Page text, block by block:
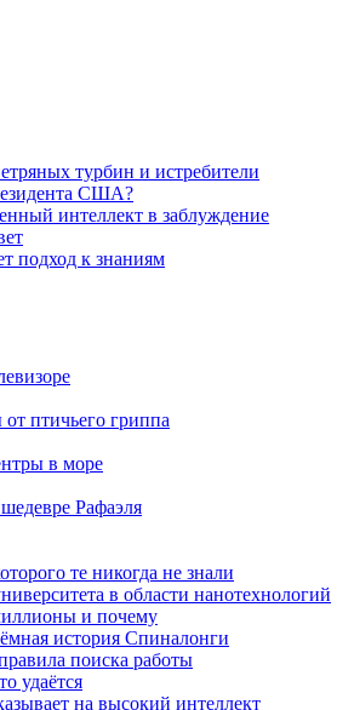
турбин и истребители
США?
интеллект в заблуждение
подход к знаниям
птичьего гриппа
в море
Рафаэля
те никогда не знали
в области нанотехнологий
и почему
история Спиналонги
поиска работы
удаётся
на высокий интеллект